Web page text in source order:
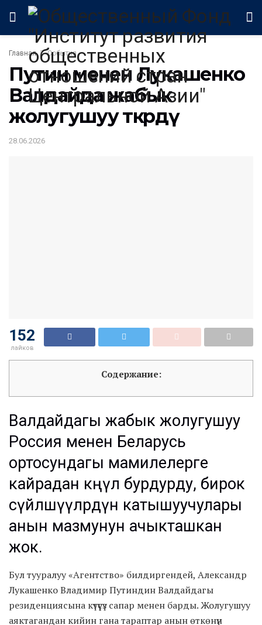
Главная События
Путин менен Лукашенко
Валдайда жабык
жолугушуу өткөрдү
28.06.2026
152
лайков
Содержание:
Валдайдагы жабык жолугушуу
Россия менен Беларусь
ортосундагы мамилелерге
кайрадан көңүл бурдурду, бирок
сүйлөшүүлөрдүн катышуучулары
анын мазмунун ачыкташкан
жок.
Бул тууралуу «Агентство» билдиргендей, Александр
Лукашенко Владимир Путиндин Валдайдагы
резиденциясына күтүүсүз сапар менен барды. Жолугушуу
аяктагандан кийин гана тараптар анын өткөнүн